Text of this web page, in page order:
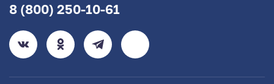
8 (800) 250-10-61